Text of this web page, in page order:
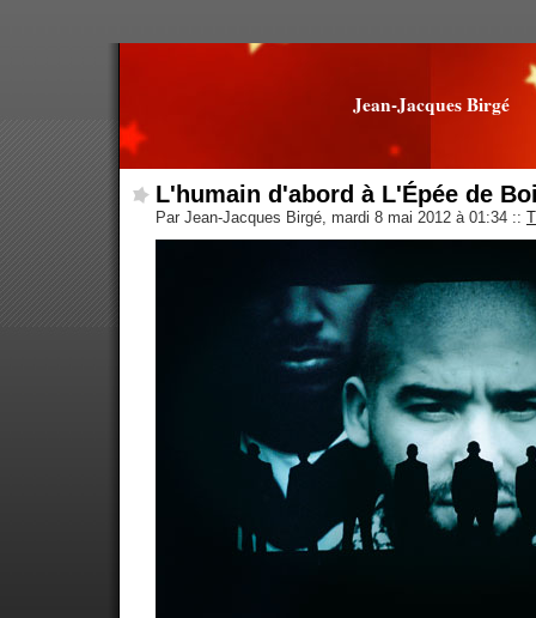
Jean-Jacques Birgé
L'humain d'abord à L'Épée de
Par Jean-Jacques Birgé, mardi 8 mai 2012 à 01:34 ::